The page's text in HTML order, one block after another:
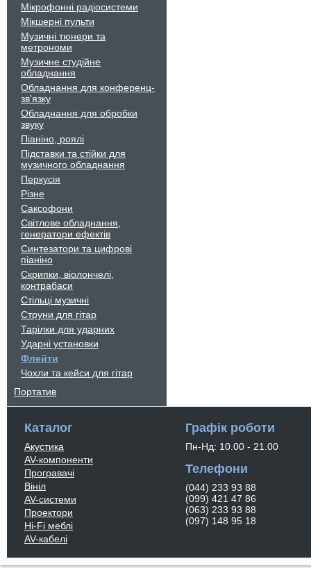
Мікрофонні радіосистеми
Мікшерні пульти
Музичні тюнери та
метрономи
Музичне студійне
обладнання
Обладнання для конференц-
зв'язку
Обладнання для обробки
звуку
Піаніно, роялі
Підставки та стійки для
музичного обладнання
Перкусія
Різне
Саксофони
Світлове обладнання,
генератори ефектів
Синтезатори та цифрові
піаніно
Скрипки, віолончелі,
контрабаси
Стільці музичні
Струни для гітар
Тарілки для ударних
Ударні установки
Флейти
Чохли та кейси для гітар
Портатив
Каталог
Акустика
AV-компоненти
Програвачі
Вініл
AV-системи
Проектори
Hi-Fi меблі
AV-кабелі
Графік роботи
Пн-Нд: 10.00 - 21.00
Телефони
(044) 233 93 88
(099) 421 47 86
(063) 233 93 88
(097) 148 95 18